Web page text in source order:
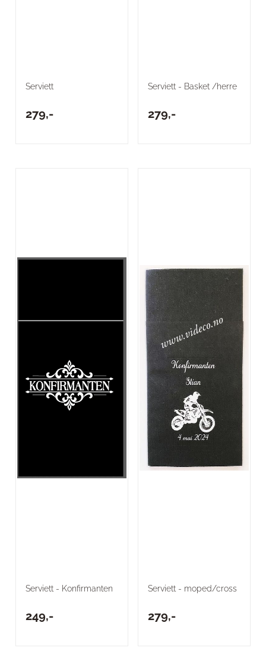
Serviett
279,-
Serviett - Basket /herre
279,-
Serviett - Konfirmanten
249,-
Serviett - moped/cross
279,-